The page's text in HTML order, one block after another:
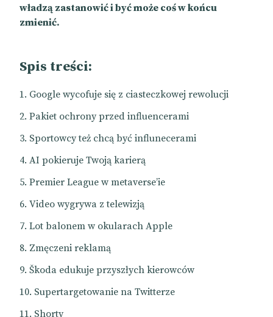
władzą zastanowić i być może coś w końcu
zmienić.
Spis treści:
Google wycofuje się z ciasteczkowej rewolucji
Pakiet ochrony przed influencerami
Sportowcy też chcą być influnecerami
AI pokieruje Twoją karierą
Premier League w metaverse’ie
Video wygrywa z telewizją
Lot balonem w okularach Apple
Zmęczeni reklamą
Škoda edukuje przyszłych kierowców
Supertargetowanie na Twitterze
Shorty